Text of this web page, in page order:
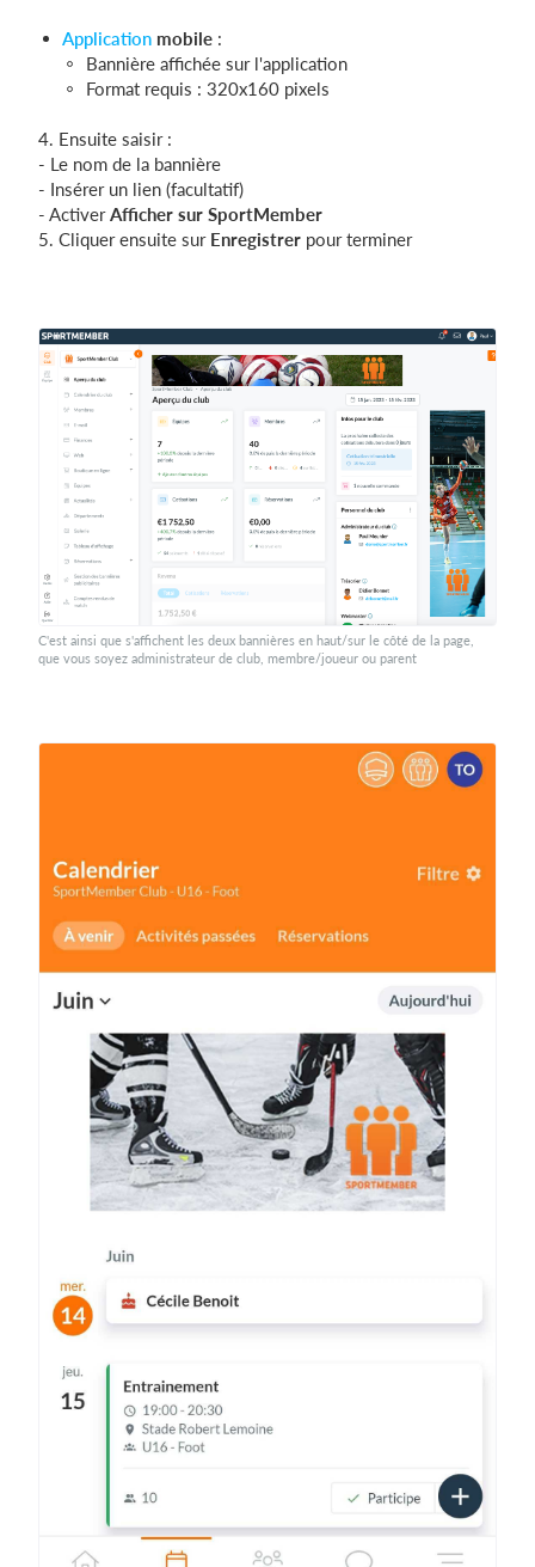
Application mobile :
Bannière affichée sur l'application
Format requis : 320x160 pixels
4. Ensuite saisir :
- Le nom de la bannière
- Insérer un lien (facultatif)
- ActiverAfficher sur SportMember
5. Cliquer ensuite sur Enregistrer pour terminer
C'est ainsi que s'affichent les deux bannières en haut/sur le côté de la page,
que vous soyez administrateur de club, membre/joueur ou parent